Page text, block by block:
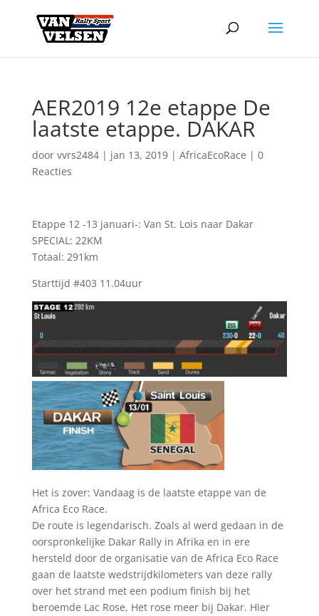
AER2019 12e etappe De
laatste etappe. DAKAR
door vvrs2484| jan 13, 2019| AfricaEcoRace | 0
Reacties
Etappe 12 -13 januari-: Van St. Lois naar Dakar
SPECIAL: 22KM
Totaal: 291km
Starttijd #403 11.04uur
Het is zover: Vandaag is de laatste etappe van de
Africa Eco Race.
De route is legendarisch. Zoals al werd gedaan in de
oorspronkelijke Dakar Rally in Afrika en in ere
hersteld door de organisatie van de Africa Eco Race
gaan de laatste wedstrijdkilometers van deze rally
over het strand met een podium finish bij het
beroemde Lac Rose, Het rose meer bij Dakar. Hier